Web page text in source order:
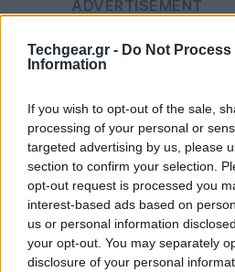
Techgear.gr - Do Not Process
Information
If you wish to opt-out of the sale,
processing of your personal or
targeted advertising by us, please
section to confirm your selection.
opt-out request is processed you
interest-based ads based on
us or personal information
your opt-out. You may separately
disclosure of your personal
Όπως αντιλαμβάνεστε από το
Diamond Selfie απευθύνεται
και έρχεται με εμπρόσθια
συνοδεύεται από τις
ChromaFlash, OptiZoom και